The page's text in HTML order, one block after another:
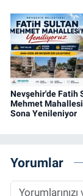
Nevşehir'de Fatih
Mehmet
Sona Yenileniyor
Yorumlar